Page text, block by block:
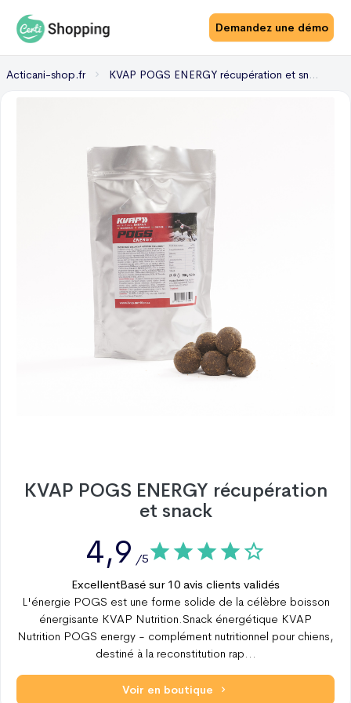
Demandez une démo
Acticani-shop.fr KVAP POGS ENERGY récupération et snack
KVAP POGS ENERGY récupération
et snack
4,9 /5
ExcellentBasé sur 10 avis clients validés
L'énergie POGS est une forme solide de la célèbre boisson
énergisante KVAP Nutrition.Snack énergétique KVAP
Nutrition POGS energy - complément nutritionnel pour chiens,
destiné à la reconstitution rap...
Voir en boutique